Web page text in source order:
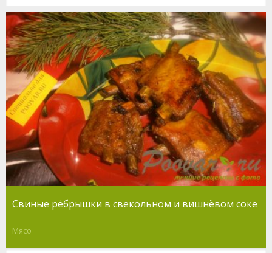
Свиные рёбрышки в свекольном и вишнёвом соке
Мясо